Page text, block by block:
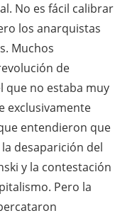
No es fácil calibrar
los anarquistas
Muchos
de
que no estaba muy
exclusivamente
entendieron que
desaparición del
y la contestación
Pero la